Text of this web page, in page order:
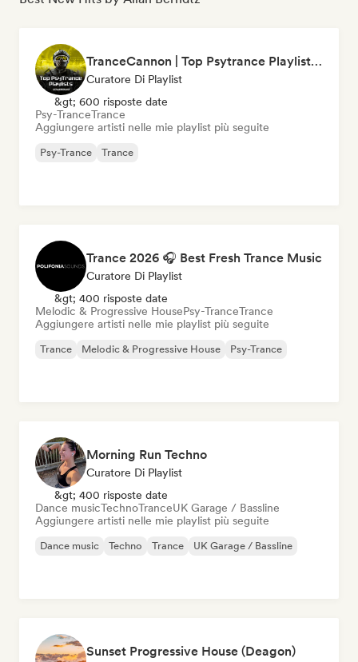
TranceCannon | Top Psytrance Playlists Worldwide
Curatore Di Playlist
&gt; 600 risposte date
Psy-TranceTrance
Aggiungere artisti nelle mie playlist più seguite
Psy-Trance Trance
Trance 2026 🎧 Best Fresh Trance Music
Curatore Di Playlist
&gt; 400 risposte date
Melodic & Progressive HousePsy-TranceTrance
Aggiungere artisti nelle mie playlist più seguite
Trance Melodic & Progressive House Psy-Trance
Morning Run Techno
Curatore Di Playlist
&gt; 400 risposte date
Dance musicTechnoTranceUK Garage / Bassline
Aggiungere artisti nelle mie playlist più seguite
Dance music Techno Trance UK Garage / Bassline
Sunset Progressive House (Deagon)